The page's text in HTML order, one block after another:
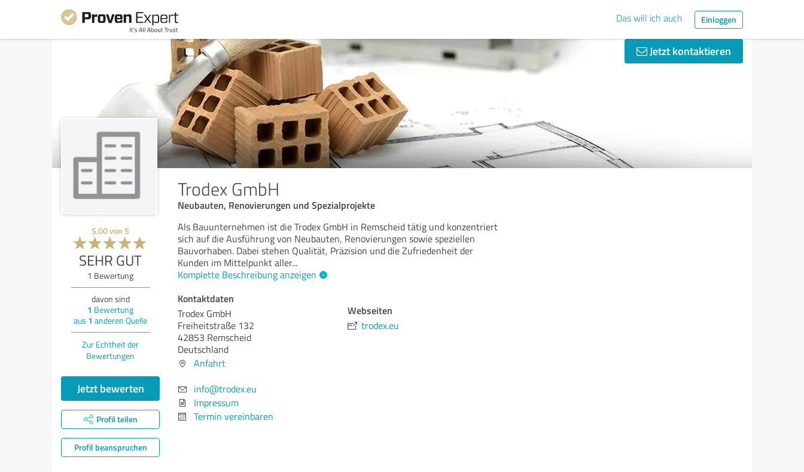
Das will ich auch Einloggen
Jetzt kontaktieren
Trodex GmbH
Neubauten, Renovierungen und Spezialprojekte
5,00von 5
SEHR GUT
1 Bewertung
davon sind
1 Bewertung
aus 1 anderen Quelle
Zur Echtheit der
Bewertungen
Jetzt bewerten
Profil teilen
Profil beanspruchen
Als Bauunternehmen ist die Trodex GmbH in Remscheid tätig und konzentriert
sich auf die Ausführung von Neubauten, Renovierungen sowie speziellen
Bauvorhaben. Dabei stehen Qualität, Präzision und die Zufriedenheit der
Kunden im Mittelpunkt aller...
Komplette Beschreibung anzeigen
Kontaktdaten
Trodex GmbH
Freiheitstraße 132
42853 Remscheid
Deutschland
Anfahrt
info@trodex.eu
Impressum
Termin vereinbaren
Webseiten
trodex.eu